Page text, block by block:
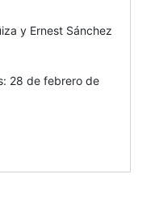
y Ernest Sánchez
28 de febrero de